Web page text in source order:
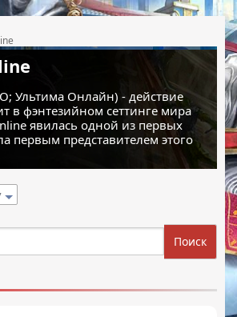
Ультима Онлайн) - действие
в фэнтезийном сеттинге мира
явилась одной из первых
первым представителем этого
Поиск